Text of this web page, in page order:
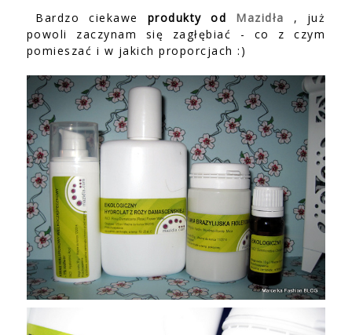
Bardzo ciekawe produkty od Mazidła , już
powoli zaczynam się zagłębiać - co z czym
pomieszać i w jakich proporcjach :)